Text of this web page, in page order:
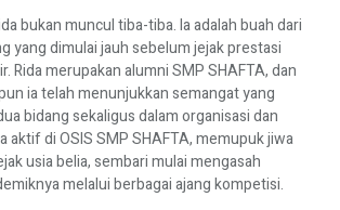
bukan muncul tiba-tiba. Ia adalah buah dari
yang dimulai jauh sebelum jejak prestasi
Rida merupakan alumni SMP SHAFTA, dan
ia telah menunjukkan semangat yang
bidang sekaligus dalam organisasi dan
aktif di OSIS SMP SHAFTA, memupuk jiwa
usia belia, sembari mulai mengasah
melalui berbagai ajang kompetisi.